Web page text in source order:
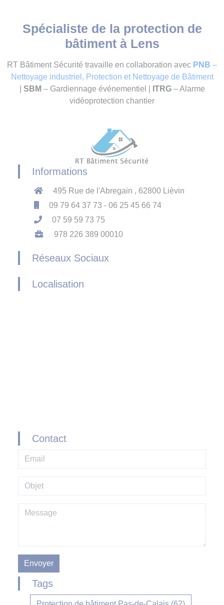
Spécialiste de la protection de
bâtiment à Lens
RT Bâtiment Sécurité travaille en collaboration avec PNB –
Nettoyage industriel, Protection et Nettoyage de Bâtiment
SBM – Gardiennage événementiel | ITRG– Alarme
vidéoprotection chantier
Informations
495 Rue de l'Abregain , 62800 Lièvin
09 79 64 37 73 - 06 25 45 66 74
07 59 59 73 75
978 226 389 00010
Réseaux Sociaux
Localisation
Contact
Envoyer
Tags